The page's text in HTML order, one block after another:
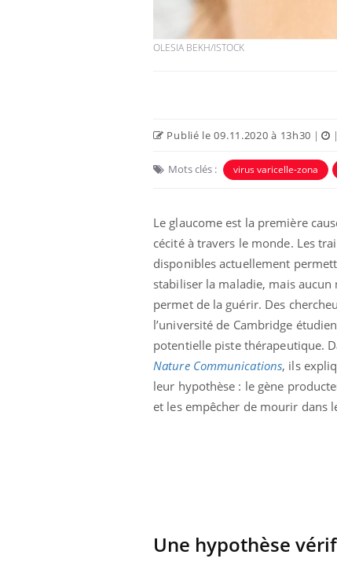
OLESIA BEKH/ISTOCK
Publié le 09.11.2020 à 13h30 | |
Mots clés : virus varicelle-zona
Le glaucome est la première
cécité à travers le monde. Les
disponibles actuellement
stabiliser la maladie, mais aucun
permet de la guérir. Des
l’université de Cambridge
potentielle piste thérapeutique.
Nature Communications, ils
leur hypothèse : le gène
et les empêcher de mourir dans
Une hypothèse